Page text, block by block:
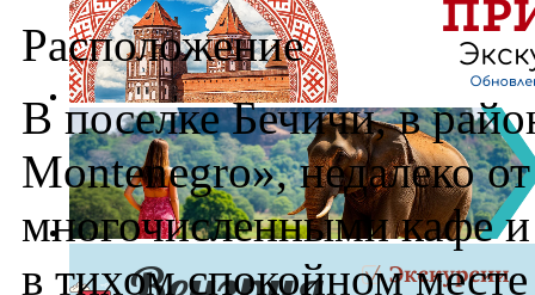
Расположение
В поселке Бечичи, в
Montenegro», недалеко
многочисленными кафе
в тихом спокойном месте